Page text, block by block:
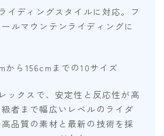
イディングスタイルに対応。フ
ルマウンテンライディングに
から156cmまでの10サイズ
ックスで、安定性と反応性が高
者まで幅広いレベルのライダ
品質の素材と最新の技術を採